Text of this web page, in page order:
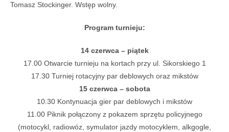
Tomasz Stockinger. Wstęp wolny.
Program turnieju:
14 czerwca – piątek
17.00 Otwarcie turnieju na kortach przy ul. Sikorskiego 1
17.30 Turniej rotacyjny par deblowych oraz mikstów
15 czerwca – sobota
10.30 Kontynuacja gier par deblowych i mikstów
11.00 Piknik połączony z pokazem sprzętu policyjnego
(motocykl, radiowóz, symulator jazdy motocyklem, alkgogle,